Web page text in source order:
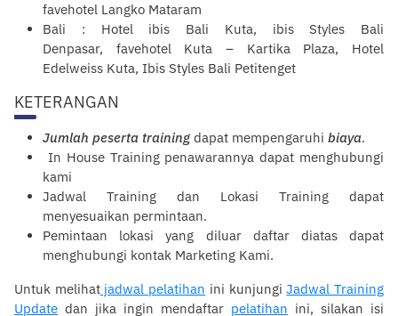
favehotel Langko Mataram
Bali : Hotel ibis Bali Kuta, ibis Styles Bali
Denpasar, favehotel Kuta – Kartika Plaza, Hotel
Edelweiss Kuta, Ibis Styles Bali Petitenget
KETERANGAN
Jumlah peserta trainingdapat mempengaruhi biaya.
In House Training penawarannya dapat menghubungi
kami
Jadwal Training dan Lokasi Training dapat
menyesuaikan permintaan.
Pemintaan lokasi yang diluar daftar diatas dapat
menghubungi kontak Marketing Kami.
Untuk melihatjadwal pelatihan ini kunjungiJadwal Training
Update dan jika ingin mendaftar pelatihan ini, silakan isi